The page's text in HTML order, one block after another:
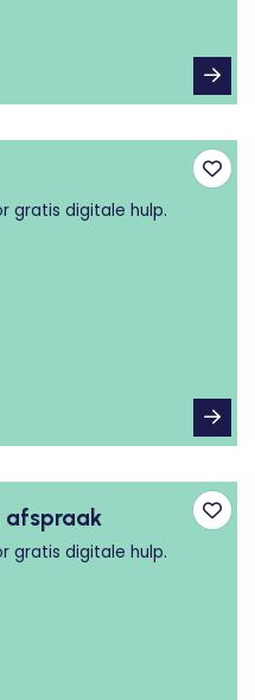
gratis digitale hulp.
afspraak
gratis digitale hulp.